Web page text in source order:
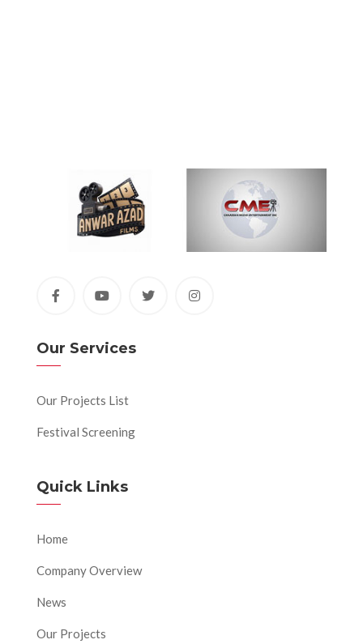
Our Services
Our Projects List
Festival Screening
Quick Links
Home
Company Overview
News
Our Projects